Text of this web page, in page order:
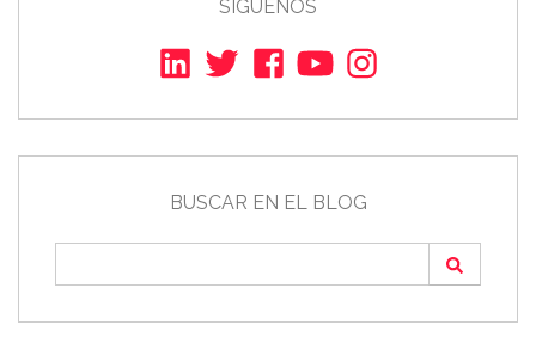
SÍGUENOS
BUSCAR EN EL BLOG